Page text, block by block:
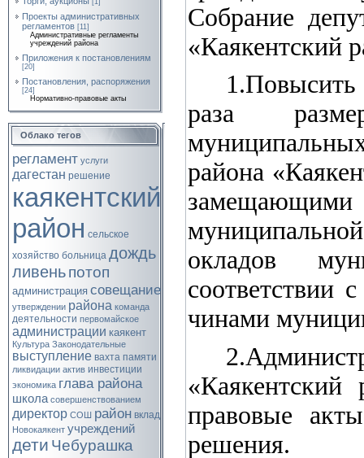
[1]
Проекты административных
регламентов [11]
Административные регламенты
учреждений района
Приложения к постановлениям
[20]
Постановления, распоряжения
[24]
Нормативно-правовые акты
Облако тегов
регламент услуги
дагестан решение
каякентский
район сельское
хозяйство больница дождь
ливеньпотоп
администрация совещание
утверждении района команда
деятельности первомайское
администрации каякент
Культура Законодательные
выступление вахта памяти
ликвидации актив инвестиции
экономика глава района
школа совершенствованием
директор СОШ район вклад
Новокаякент учреждений
дети Чебурашка
Собрание
«Каякентский
раза
района
окладов
соответствии
чинами
«Каякентский
правовые
решения.